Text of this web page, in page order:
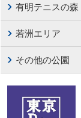
有明テニスの森
若洲エリア
その他の公園